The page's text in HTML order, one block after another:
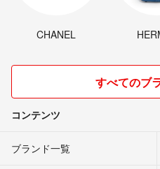
CHANEL
すべてのブ
コンテンツ
ブランド一覧